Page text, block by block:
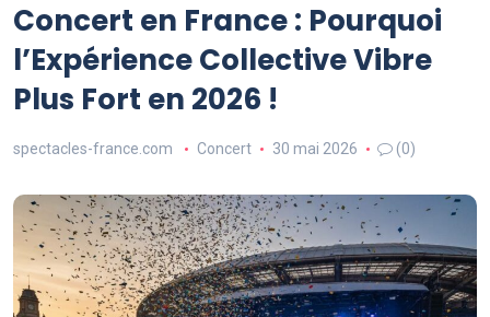
Concert en France : Pourquoi
l’Expérience Collective Vibre
Plus Fort en 2026 !
spectacles-france.com Concert 30 mai 2026 (0)